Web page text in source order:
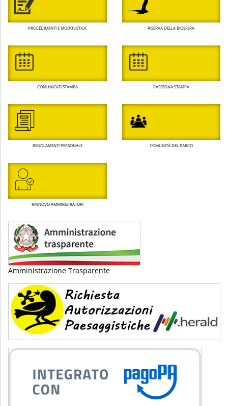
PROCEDIMENTI E MODULISTICA RISERVA DELLA BIOSFERA
COMUNICATI STAMPA RASSEGNA STAMPA
REGOLAMENTI PERSONALE COMUNITÀ DEL PARCO
RINNOVO AMMINISTRATORI
Amministrazione Trasparente